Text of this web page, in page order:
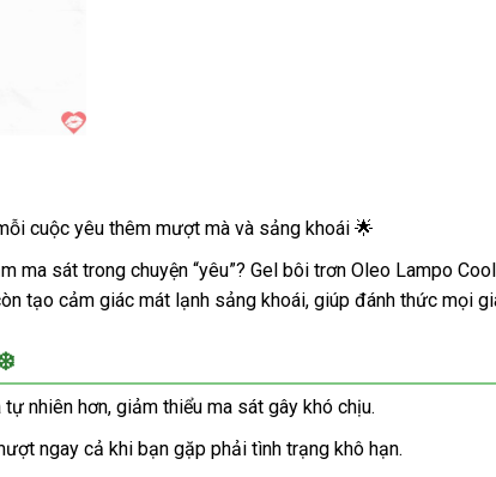
cuộc yêu thêm mượt mà và sảng khoái 🌟
sát trong chuyện “yêu”? Gel bôi trơn Oleo Lampo
tạo cảm giác mát lạnh sảng khoái, giúp đánh thức mọi
nhiên hơn, giảm thiểu ma sát gây khó chịu.
ngay cả khi bạn gặp phải tình trạng khô hạn.